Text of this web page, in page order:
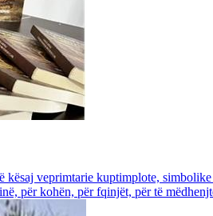
veprimtarie kuptimplote,
për kohën, për fqinjët, për të